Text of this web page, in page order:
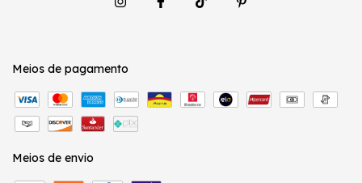
Meios de pagamento
Meios de envio